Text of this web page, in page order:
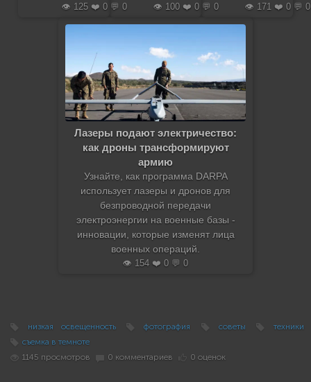
👁️ 125 ❤️ 0 💬 0
👁️ 100 ❤️ 0 💬 0
👁️ 171 ❤️ 0 💬 0
Лазеры подают электричество:
как дроны трансформируют
армию
Узнайте, как программа DARPA
использует лазеры и дронов для
безпроводной передачи
электроэнергии на военные базы -
инновации, которые изменят лица
военных операций.
👁️ 154 ❤️ 0 💬 0
низкая освещенность фотография советы
техники
съемка в темноте
1145 просмотров
0 комментариев 0 оценок